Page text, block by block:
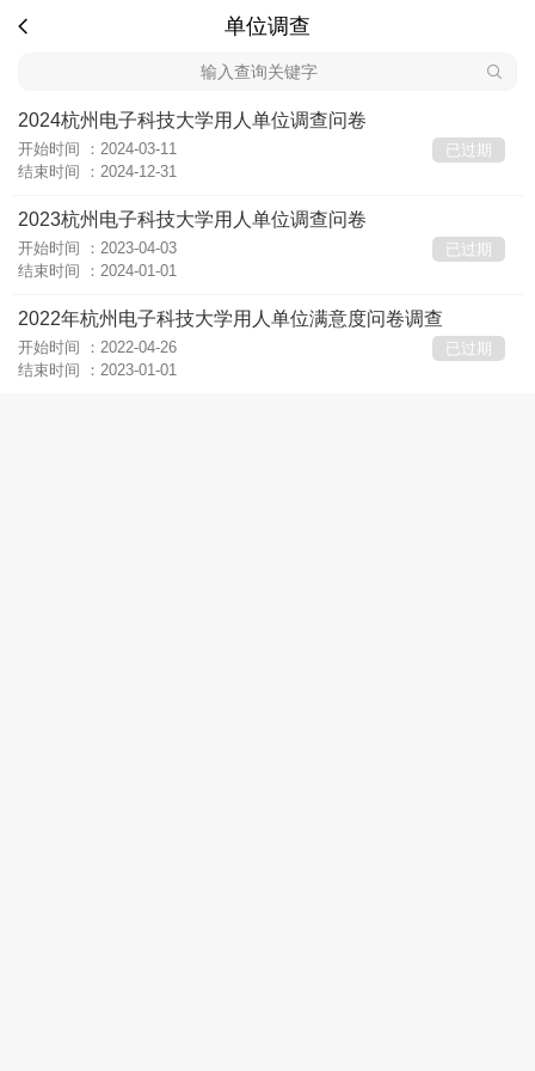
单位调查
2024杭州电子科技大学用人单位调查问卷
开始时间 ：2024-03-11
结束时间 ：2024-12-31
已过期
2023杭州电子科技大学用人单位调查问卷
开始时间 ：2023-04-03
结束时间 ：2024-01-01
已过期
2022年杭州电子科技大学用人单位满意度问卷调查
开始时间 ：2022-04-26
结束时间 ：2023-01-01
已过期